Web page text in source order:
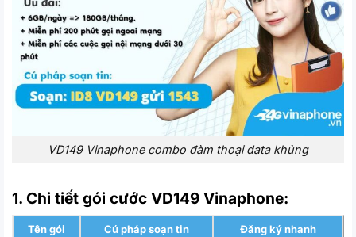
VD149 Vinaphone combo đàm thoại data khủng
1. Chi tiết gói cước VD149 Vinaphone:
Tên gói Cú pháp soạn tin Đăng ký nhanh